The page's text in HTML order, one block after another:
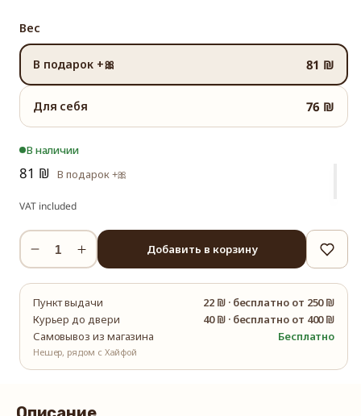
Вес
В подарок +🎀 81 ₪
Для себя 76 ₪
В наличии
81 ₪ В подарок +🎀
VAT included
Уменьшить
количество
«Травяной
микс»
Увеличить
количество
«Травяной
микс»
Добавить в корзину
Пункт выдачи 22 ₪ · бесплатно от 250 ₪
Курьер до двери
40 ₪ · бесплатно от 400 ₪
Самовывоз из магазина
Нешер, рядом с Хайфой
Бесплатно